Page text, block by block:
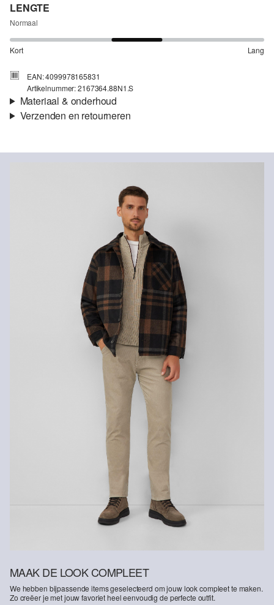
LENGTE
Normaal
Kort Lang
EAN: 4099978165831
Artikelnummer: 2167364.88N1.S
Materiaal & onderhoud
Warmteklasse: Licht warm
Niet bleken met chloor
Niet geschikt voor de droger
Niet heet strijken
Chemische reiniging met perchloorethyleen
Verzenden en retourneren
Je bestelling wordt binnen 3-5 werkdagen verzonden door Post
Je kunt je artikelen binnen 14 dagen gratis aan ons retourneren.
Als je onze s.Oliver Card hebt, kun je artikelen zelfs binnen 30
dagen gratis retourneren.
MAAK DE LOOK COMPLEET
We hebben bijpassende items geselecteerd om jouw look compleet te maken.
Zo creëer je met jouw favoriet heel eenvoudig de perfecte outfit.